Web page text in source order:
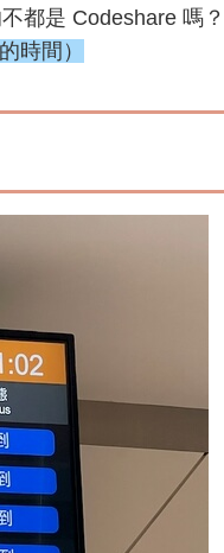
都是 Codeshare 嗎？
時間）